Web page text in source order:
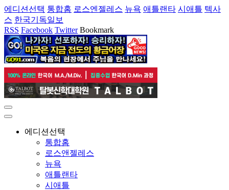
에디션선택 통합홈 로스엔젤레스 뉴욕 애틀랜타 시애틀 텍사
스 한국기독일보
RSS Facebook Twitter Bookmark
에디션선택
통합홈
로스앤젤레스
뉴욕
애틀랜타
시애틀